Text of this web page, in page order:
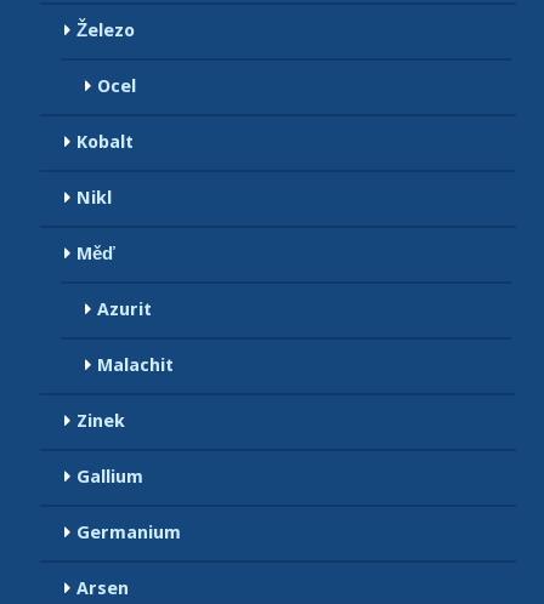
Železo
Ocel
Kobalt
Nikl
Měď
Azurit
Malachit
Zinek
Gallium
Germanium
Arsen